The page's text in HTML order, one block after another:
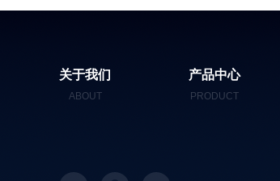
关于我们
ABOUT
产品中心
PRODUCT